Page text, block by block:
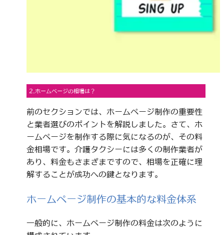
2.ホームページの相場は？
前のセクションでは、ホームページ制作の重要性
と業者選びのポイントを解説しました。さて、ホ
ームページを制作する際に気になるのが、その料
金相場です。介護タクシーには多くの制作業者が
あり、料金もさまざまですので、相場を正確に理
解することが成功への鍵となります。
ホームページ制作の基本的な料金体系
一般的に、ホームページ制作の料金は次のように